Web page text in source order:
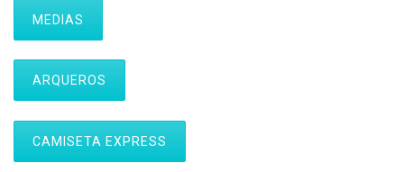
MEDIAS
ARQUEROS
CAMISETA EXPRESS